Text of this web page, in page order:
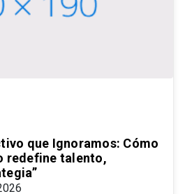
que Ignoramos: Cómo
redefine talento,